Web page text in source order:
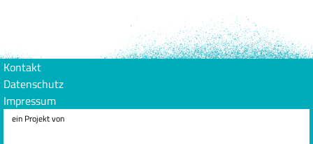
Kontakt
Datenschutz
Impressum
ein Projekt von